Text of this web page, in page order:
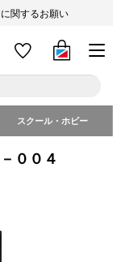
関するお願い
スクール・ホビー
００４